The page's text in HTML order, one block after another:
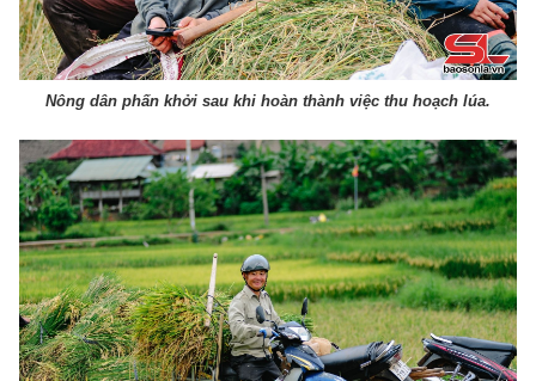
Nông dân phấn khởi sau khi hoàn thành việc thu hoạch lúa.